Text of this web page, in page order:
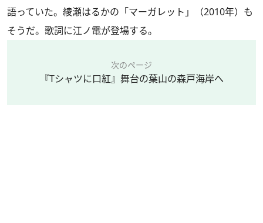
語っていた。綾瀬はるかの「マーガレット」（2010年）も
そうだ。歌詞に江ノ電が登場する。
次のページ
『Tシャツに口紅』舞台の葉山の森戸海岸へ